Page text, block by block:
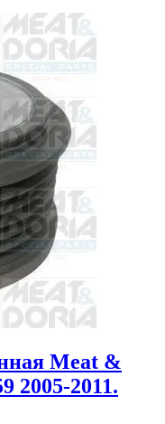
Meat &
2005-2011.